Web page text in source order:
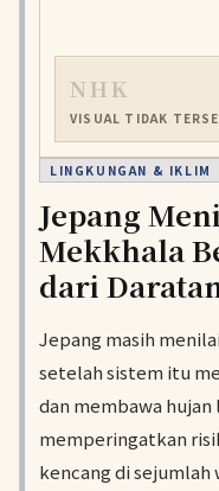
NHK
VISUAL TIDAK
LINGKUNGAN & IKLIM
Jepang
Mekkhala
dari
Jepang masih
setelah sistem itu
dan membawa
memperingatkan
kencang di sejumlah